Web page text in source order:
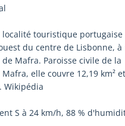
localité touristique portugaise
du centre de Lisbonne, à
Mafra. Paroisse civile de la
elle couvre 12,19 km²
Wikipédia
S à 24 km/h, 88 %